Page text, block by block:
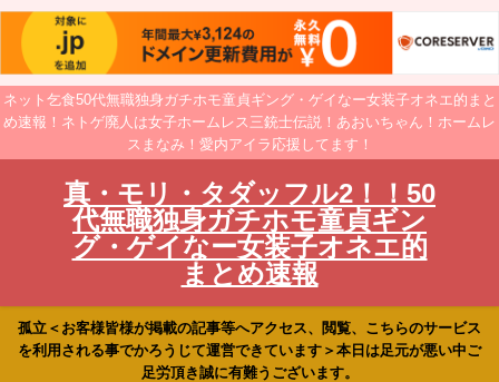
ネット乞食50代無職独身ガチホモ童貞ギング・ゲイなー女装子オネエ的まと
め速報！ネトゲ廃人は女子ホームレス三銃士伝説！あおいちゃん！ホームレ
スまなみ！愛内アイラ応援してます！
真・モリ・タダッフル2！！50
代無職独身ガチホモ童貞ギン
グ・ゲイなー女装子オネエ的
まとめ速報
孤立＜お客様皆様が掲載の記事等へアクセス、閲覧、こちらのサービス
を利用される事でかろうじて運営できています＞本日は足元が悪い中ご
足労頂き誠に有難うございます。